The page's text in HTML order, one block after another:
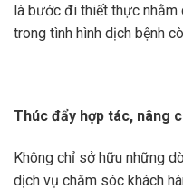
là bước đi thiết thực nhằm
trong tình hình dịch bệnh
Thúc đẩy hợp tác, nâng
Không chỉ sở hữu những
dịch vụ chăm sóc khách